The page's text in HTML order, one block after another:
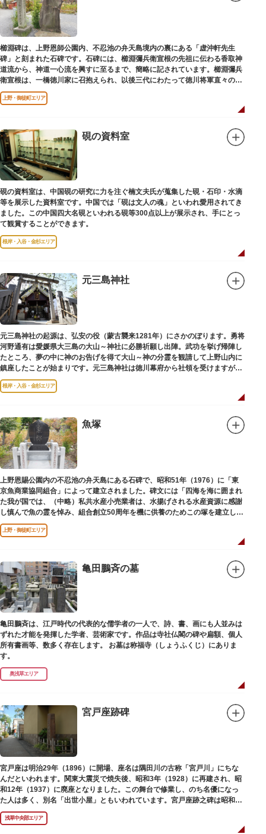
櫛淵碑は、上野恩師公園内、不忍池の弁天島境内の裏にある「虚沖軒先生
碑」と刻まれた石碑です。石碑には、櫛淵彌兵衛宣根の先祖に伝わる香取神
道流から、神道一心流を興すに至るまで、簡略に記されています。櫛淵彌兵
衛宣根は、一橋徳川家に召抱えられ、以後三代にわたって徳川将軍直々の護
衛役として仕えました。
上野・御徒町エリア
硯の資料室
硯の資料室は、中国硯の研究に力を注ぐ楠文夫氏が蒐集した硯・石印・水滴
等を展示した資料室です。中国では「硯は文人の魂」といわれ愛用されてき
ました。この中国四大名硯といわれる硯等300点以上が展示され、手にとっ
て観賞することができます。
根岸・入谷・金杉エリア
元三島神社
元三島神社の起源は、弘安の役（蒙古襲来1281年）にさかのぼります。勇将
河野通有は愛媛県大三島の大山～神社に必勝祈願し出陣。武功を挙げ帰陣し
たところ、夢の中に神のお告げを得て大山～神の分霊を観請して上野山内に
鎮座したことが始まりです。元三島神社は徳川幕府から社領を受けますが、
御用地となったために上野から浅草へ移転し、現在の地に至ります。
根岸・入谷・金杉エリア
魚塚
上野恩賜公園内の不忍池の弁天島にある石碑で、昭和51年（1976）に「東
京魚商業協同組合」によって建立されました。碑文には「四海を海に囲まれ
た我が国では、（中略）私共水産小売業者は、水揚げされる水産資源に感謝
し慎んで魚の霊を悼み、組合創立50周年を機に供養のためこの塚を建立しま
す」とあります。
上野・御徒町エリア
亀田鵬斉の墓
亀田鵬斉は、江戸時代の代表的な儒学者の一人で、詩、書、画にも人並みは
ずれた才能を発揮した学者、芸術家です。作品は寺社仏閣の碑や扁額、個人
所有書画等、数多く存在します。 お墓は称福寺（しょうふくじ）にありま
す。
奥浅草エリア
宮戸座跡碑
宮戸座は明治29年（1896）に開場、座名は隅田川の古称「宮戸川」にちな
んだといわれます。関東大震災で焼失後、昭和3年（1928）に再建され、昭
和12年（1937）に廃座となりました。この舞台で修業し、のち名優になっ
た人は多く、別名「出世小屋」ともいわれています。宮戸座跡之碑は昭和53
年（1978）に建てられました。
浅草中央部エリア